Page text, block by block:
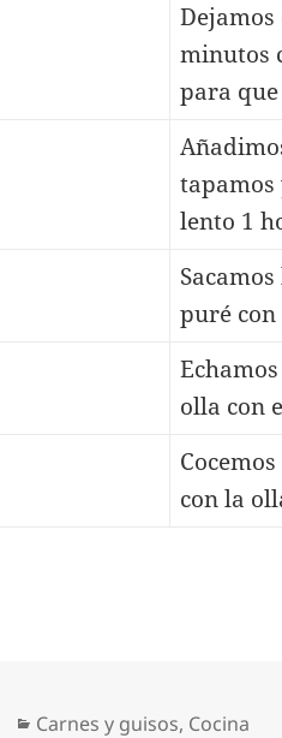
minutos
para
tapamos
lento 1
puré
olla con
con la
Categorías
Carnes y guisos, Cocina